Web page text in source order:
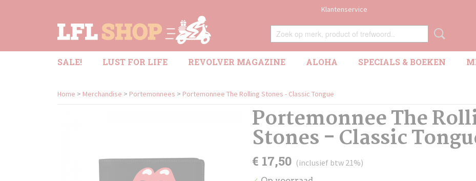
Klantenservice
SALE! LUST FOR LIFE REVOLVER MAGAZINE ALOHA SPECIALS & BOEKEN
Home > Merchandise > Portemonnees > Portemonnee The Rolling Stones - Classic Tongue
Portemonnee The
Stones - Classic
€ 17,50 (inclusief btw 21%)